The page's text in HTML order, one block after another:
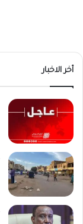
أخر الاخبار